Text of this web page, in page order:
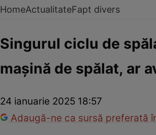
HomeActualitateFapt divers
Singurul ciclu de
mașină de spălat, ar
24 ianuarie 2025 18:57
Adaugă-ne ca sursă preferată